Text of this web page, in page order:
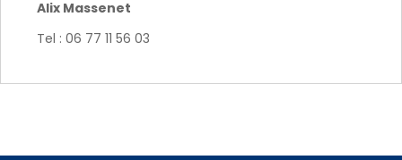
Alix Massenet
Tel : 06 77 11 56 03